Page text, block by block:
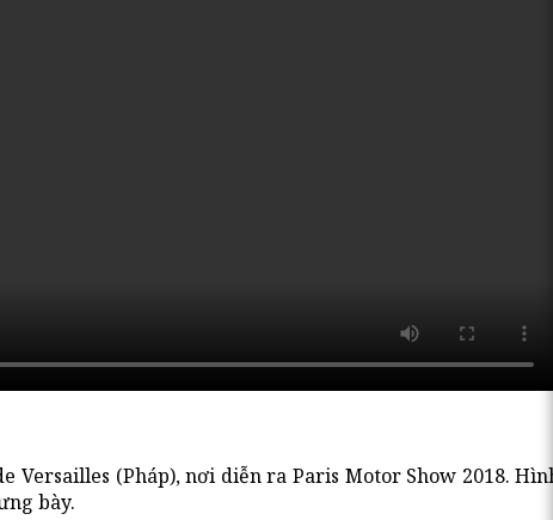
(Pháp), nơi diễn ra Paris Motor Show 2018.
bày.